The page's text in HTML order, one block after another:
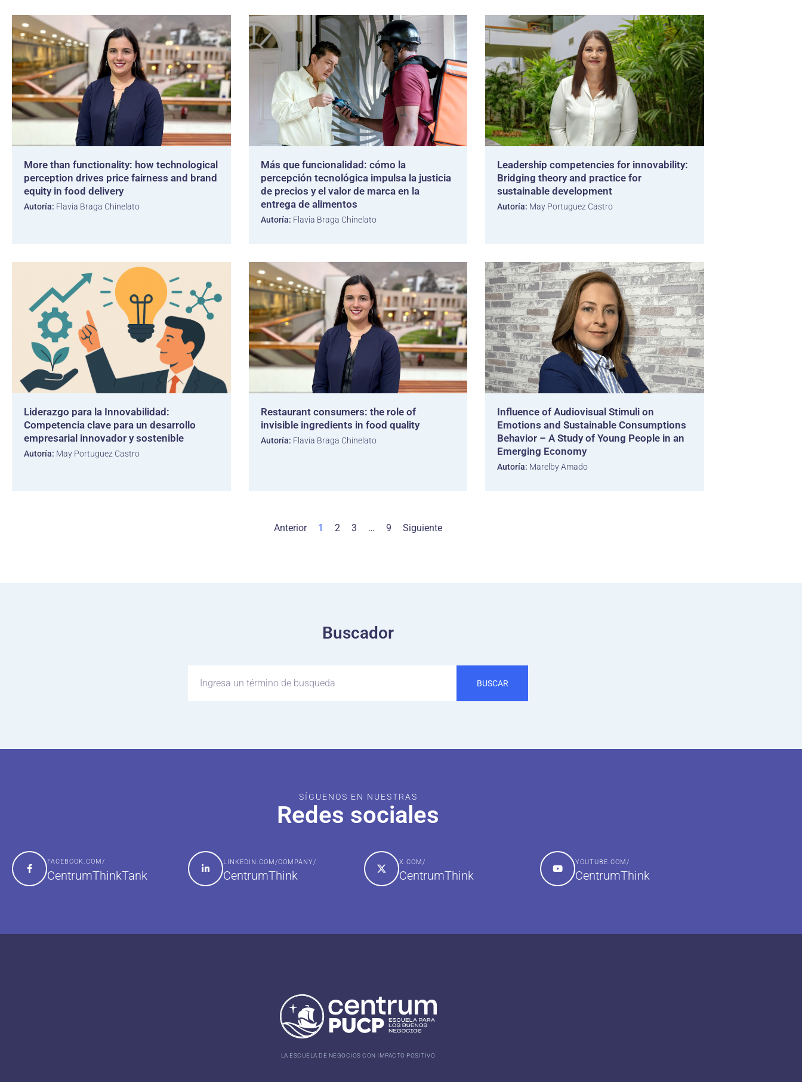
More than functionality: how technological
perception drives price fairness and brand
equity in food delivery
Autoría: Flavia Braga Chinelato
Más que funcionalidad: cómo la
percepción tecnológica impulsa la justicia
de precios y el valor de marca en la
entrega de alimentos
Autoría: Flavia Braga Chinelato
Leadership competencies for innovability:
Bridging theory and practice for
sustainable development
Autoría: May Portuguez Castro
Liderazgo para la Innovabilidad:
Competencia clave para un desarrollo
empresarial innovador y sostenible
Autoría: May Portuguez Castro
Restaurant consumers: the role of
invisible ingredients in food quality
Autoría: Flavia Braga Chinelato
Influence of Audiovisual Stimuli on
Emotions and Sustainable Consumptions
Behavior – A Study of Young People in an
Emerging Economy
Autoría: Marelby Amado
Anterior 1 2 3 … 9 Siguiente
Buscador
BUSCAR
SÍGUENOS EN NUESTRAS
Redes sociales
FACEBOOK.COM/
CentrumThinkTank
LINKEDIN.COM/COMPANY/
CentrumThink
X.COM/
CentrumThink
YOUTUBE.COM/
CentrumThink
LA ESCUELA DE NEGOCIOS CON IMPACTO POSITIVO